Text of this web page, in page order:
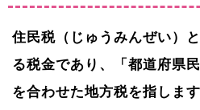
住民税（じゅうみんぜい）
る税金であり、「都道府県
を合わせた地方税を指します